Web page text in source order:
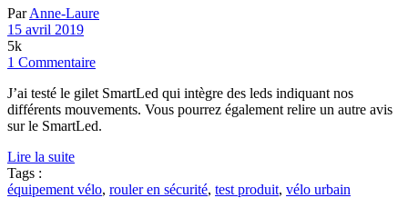
ParAnne-Laure
15 avril 2019
5k
1 Commentaire
J’ai testé le gilet SmartLed qui intègre des leds indiquant nos
différents mouvements. Vous pourrez également relire un autre avis
sur le SmartLed.
Lire la suite
Tags :
équipement vélo, rouler en sécurité, test produit, vélo urbain